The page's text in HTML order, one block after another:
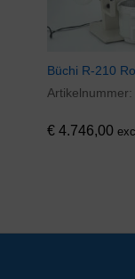
Büchi R-210
Artikelnummer:
€ 4.746,00